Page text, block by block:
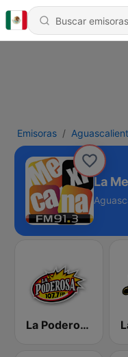
Emisoras
La
La Poderosa Aguascalientes